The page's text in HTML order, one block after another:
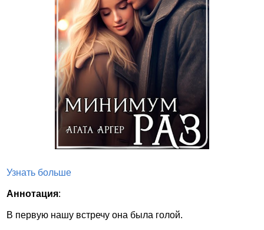
Узнать больше
Аннотация:
В первую нашу встречу она была голой.